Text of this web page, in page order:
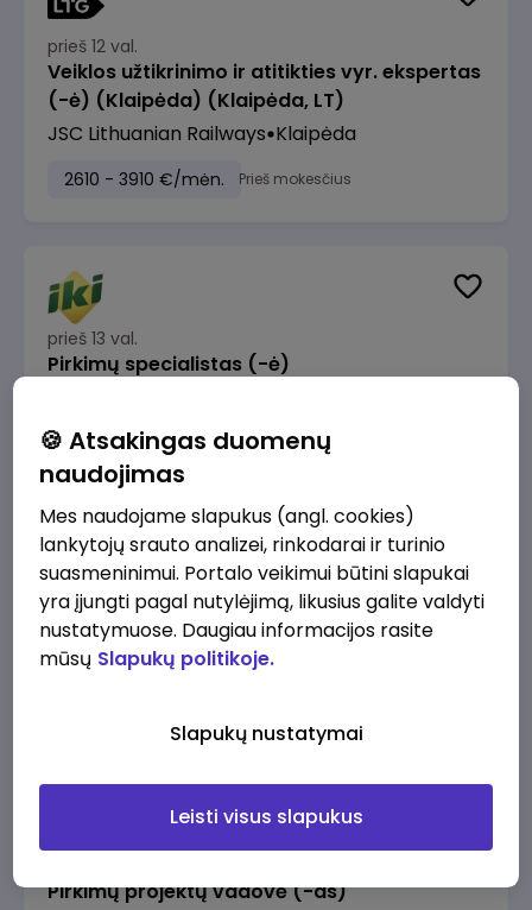
prieš 12 val.
Veiklos užtikrinimo ir atitikties vyr. ekspertas
(-ė) (Klaipėda) (Klaipėda, LT)
JSC Lithuanian Railways Klaipėda
2610 - 3910 €/mėn. Prieš mokesčius
prieš 13 val.
Pirkimų specialistas (-ė)
1600 - 1900 €/mėn. Prieš mokesčius
prieš 14 val.
IT sprendimų architektas (-ė) (Vilnius, LT)
JSC Lithuanian Railways
Pirkimų projektų vadovė (-as)
🍪 Atsakingas duomenų
naudojimas
Mes naudojame slapukus (angl. cookies)
lankytojų srauto analizei, rinkodarai ir turinio
suasmeninimui. Portalo veikimui būtini slapukai
yra įjungti pagal nutylėjimą, likusius galite valdyti
nustatymuose. Daugiau informacijos rasite
mūsų Slapukų politikoje.
Slapukų nustatymai
Leisti visus slapukus